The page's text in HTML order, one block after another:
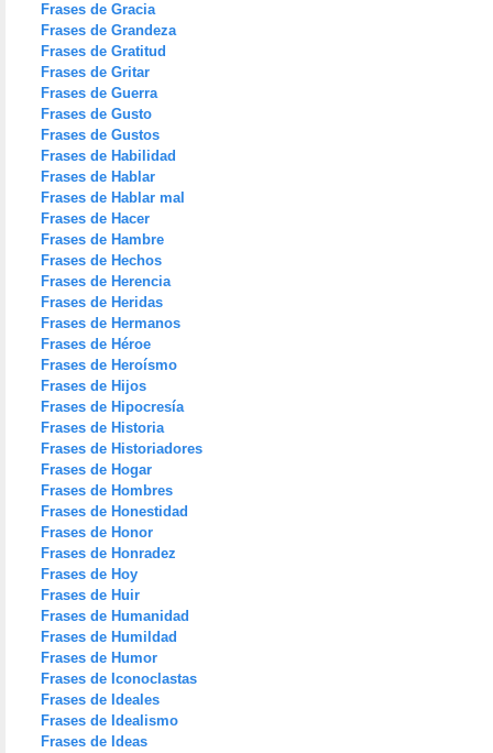
Frases de Gracia
Frases de Grandeza
Frases de Gratitud
Frases de Gritar
Frases de Guerra
Frases de Gusto
Frases de Gustos
Frases de Habilidad
Frases de Hablar
Frases de Hablar mal
Frases de Hacer
Frases de Hambre
Frases de Hechos
Frases de Herencia
Frases de Heridas
Frases de Hermanos
Frases de Héroe
Frases de Heroísmo
Frases de Hijos
Frases de Hipocresía
Frases de Historia
Frases de Historiadores
Frases de Hogar
Frases de Hombres
Frases de Honestidad
Frases de Honor
Frases de Honradez
Frases de Hoy
Frases de Huir
Frases de Humanidad
Frases de Humildad
Frases de Humor
Frases de Iconoclastas
Frases de Ideales
Frases de Idealismo
Frases de Ideas